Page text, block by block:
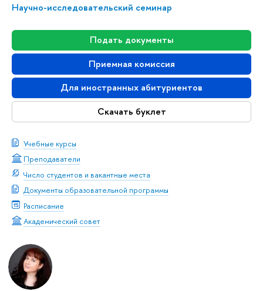
Научно-исследовательский семинар
Подать документы
Приемная комиссия
Для иностранных абитуриентов
Скачать буклет
Учебные курсы
Преподаватели
Число студентов и вакантные места
Документы образовательной программы
Расписание
Академический совет